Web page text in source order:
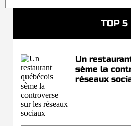
TOP 5
Un
sème la
réseaux